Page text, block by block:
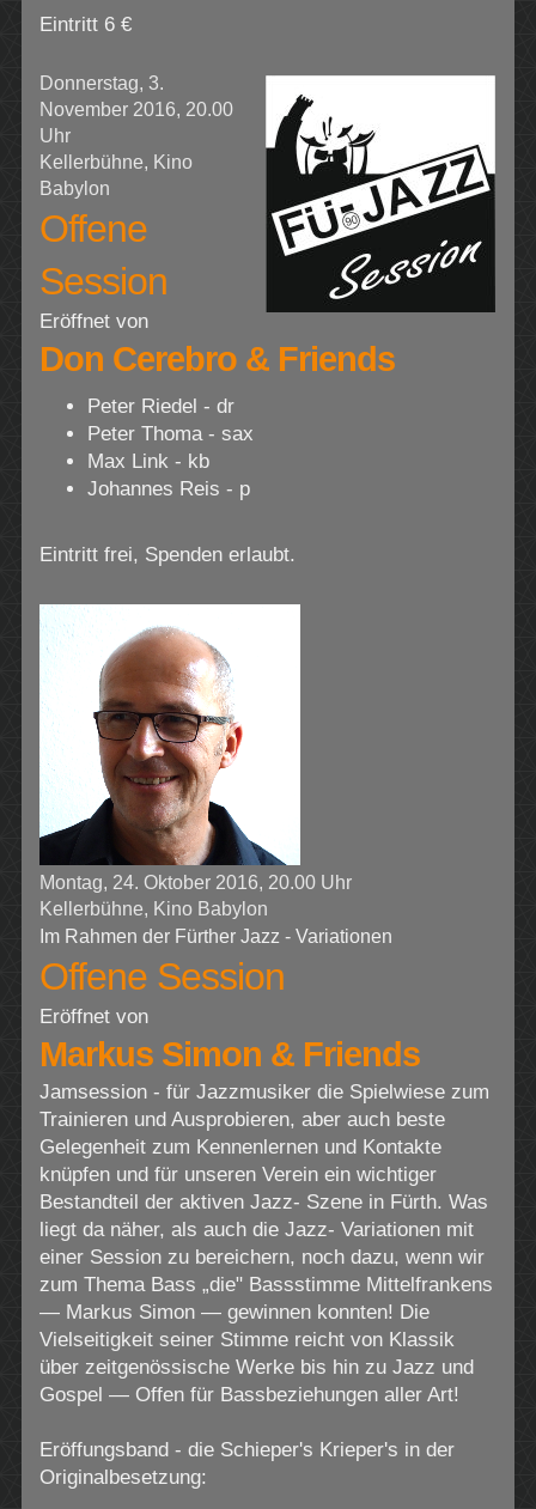
Eintritt 6 €
Donnerstag, 3.
November 2016, 20.00
Uhr
Kellerbühne, Kino
Babylon
Offene
Session
Eröffnet von
Don Cerebro & Friends
Peter Riedel - dr
Peter Thoma - sax
Max Link - kb
Johannes Reis - p
Eintritt frei, Spenden erlaubt.
Montag, 24. Oktober 2016, 20.00 Uhr
Kellerbühne, Kino Babylon
Im Rahmen der Fürther Jazz - Variationen
Offene Session
Eröffnet von
Markus Simon & Friends
Jamsession - für Jazzmusiker die Spielwiese zum
Trainieren und Ausprobieren, aber auch beste
Gelegenheit zum Kennenlernen und Kontakte
knüpfen und für unseren Verein ein wichtiger
Bestandteil der aktiven Jazz- Szene in Fürth. Was
liegt da näher, als auch die Jazz- Variationen mit
einer Session zu bereichern, noch dazu, wenn wir
zum Thema Bass „die" Bassstimme Mittelfrankens
— Markus Simon — gewinnen konnten! Die
Vielseitigkeit seiner Stimme reicht von Klassik
über zeitgenössische Werke bis hin zu Jazz und
Gospel — Offen für Bassbeziehungen aller Art!
Eröffungsband - die Schieper's Krieper's in der
Originalbesetzung: